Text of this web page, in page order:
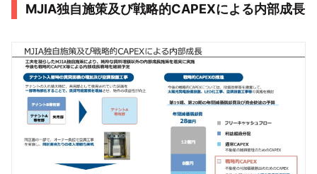
MJIA独自施策及び戦略的CAPEXによる内部成長